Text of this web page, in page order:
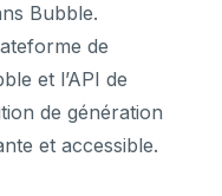
Bubble.
de
et l’API de
de génération
et accessible.